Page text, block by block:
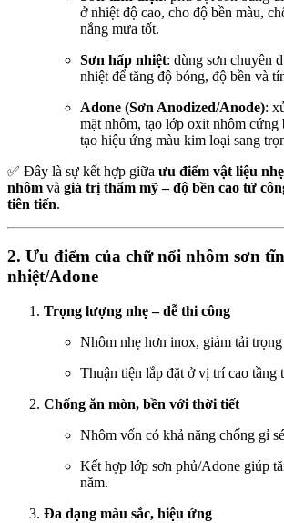
ở nhiệt độ cao, cho độ bền màu,
nắng mưa tốt.
Sơn hấp nhiệt: dùng sơn chuyên
nhiệt để tăng độ bóng, độ bền và
Adone (Sơn Anodized/Anode):
mặt nhôm, tạo lớp oxit nhôm cứng
tạo hiệu ứng màu kim loại sang
✅ Đây là sự kết hợp giữa ưu điểm vật liệu
nhôm và giá trị thẩm mỹ – độ bền cao từ
tiên tiến.
2. Ưu điểm của chữ nổi nhôm sơn
nhiệt/Adone
Trọng lượng nhẹ – dễ thi công
Nhôm nhẹ hơn inox, giảm tải
Thuận tiện lắp đặt ở vị trí cao tầng
Chống ăn mòn, bền với thời tiết
Nhôm vốn có khả năng chống gỉ
Kết hợp lớp sơn phủ/Adone giúp
năm.
Đa dạng màu sắc, hiệu ứng